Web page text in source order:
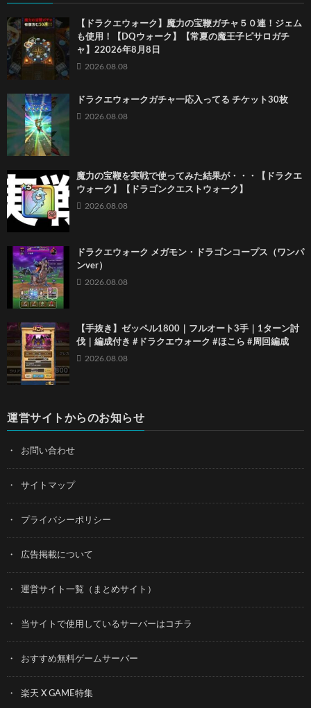
【ドラクエウォーク】魔力の宝鞭ガチャ５０連！ジェム
も使用！【DQウォーク】【常夏の魔王子ピサロガチ
ャ】22026年8月8日
2026.08.08
ドラクエウォークガチャ一応入ってる チケット30枚
2026.08.08
魔力の宝鞭を実戦で使ってみた結果が・・・【ドラクエ
ウォーク】【ドラゴンクエストウォーク】
2026.08.08
ドラクエウォーク メガモン・ドラゴンコープス（ワンパ
ンver）
2026.08.08
【手抜き】ゼッペル1800｜フルオート3手｜1ターン討
伐｜編成付き #ドラクエウォーク #ほこら #周回編成
2026.08.08
運営サイトからのお知らせ
お問い合わせ
サイトマップ
プライバシーポリシー
広告掲載について
運営サイト一覧（まとめサイト）
当サイトで使用しているサーバーはコチラ
おすすめ無料ゲームサーバー
楽天 X GAME特集